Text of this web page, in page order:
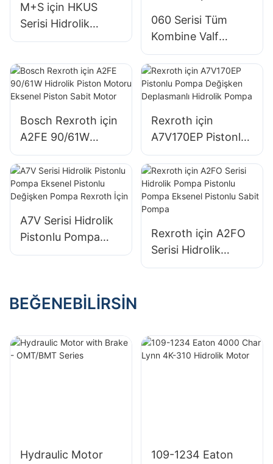
M+S için HKUS
Serisi Hidrolik
Direksiyon Ünitesi
060 Serisi Tüm
Kombine Valf
Fonksiyonlarına
Sahip Hidrolik
Direksiyon Ünitesi
Bosch Rexroth için
A2FE 90/61W
Hidrolik Piston
Motoru Eksenel
Piston Sabit Motor
Rexroth için
A7V170EP Pistonlu
Pompa Değişken
Deplasmanlı
Hidrolik Pompa
A7V Serisi Hidrolik
Pistonlu Pompa
Eksenel Pistonlu
Rexroth için A2FO
Serisi Hidrolik
Pompa Pistonlu
BEĞENEBILIRSIN
Hydraulic Motor
109-1234 Eaton